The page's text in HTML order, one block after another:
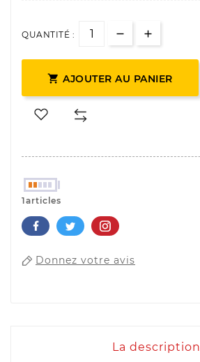
QUANTITÉ :
 AJOUTER AU PANIER
1articles
Donnez votre avis
La description